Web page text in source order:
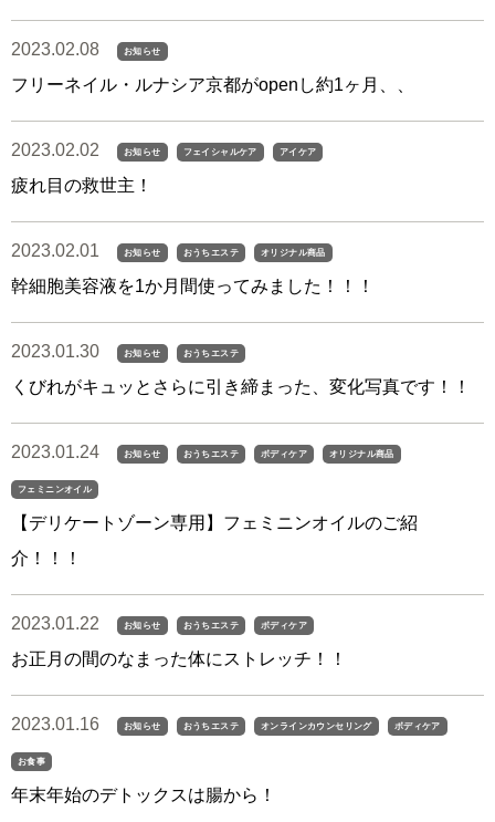
2023.02.08 お知らせ
フリーネイル・ルナシア京都がopenし約1ヶ月、、
2023.02.02 お知らせ フェイシャルケア アイケア
疲れ目の救世主！
2023.02.01 お知らせ おうちエステ オリジナル商品
幹細胞美容液を1か月間使ってみました！！！
2023.01.30 お知らせ おうちエステ
くびれがキュッとさらに引き締まった、変化写真です！！
2023.01.24 お知らせ おうちエステ ボディケア オリジナル商品
フェミニンオイル
【デリケートゾーン専用】フェミニンオイルのご紹
介！！！
2023.01.22 お知らせ おうちエステ ボディケア
お正月の間のなまった体にストレッチ！！
2023.01.16 お知らせ おうちエステ オンラインカウンセリング ボディケア
お食事
年末年始のデトックスは腸から！